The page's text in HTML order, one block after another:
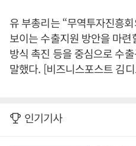
유 부총리는 “무역투자진흥
보이는 수출지원 방안을 마
방식 촉진 등을 중심으로 수
말했다. [비즈니스포스트 김
인기기사